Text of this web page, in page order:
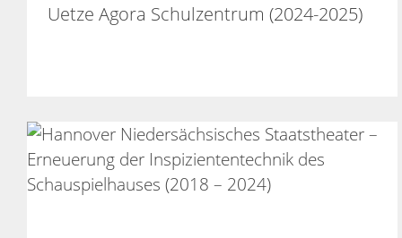
Uetze Agora Schulzentrum (2024-2025)